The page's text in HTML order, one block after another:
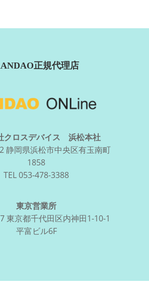
正規代理店
クロスデバイス 浜松本社
静岡県浜松市中央区有玉南町
1858
TEL 053-478-3388
東京営業所
東京都千代田区内神田1-10-1
平富ビル6F